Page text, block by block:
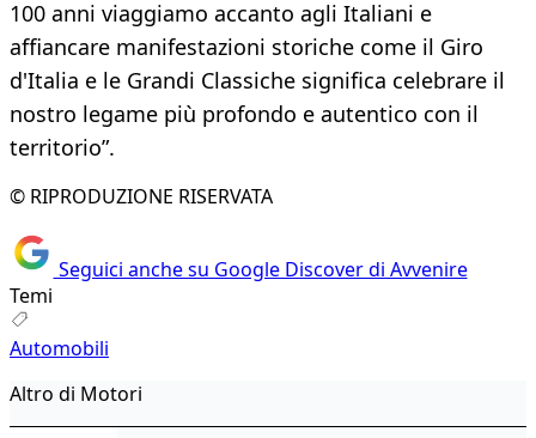
100 anni viaggiamo accanto agli Italiani e
affiancare manifestazioni storiche come il Giro
d'Italia e le Grandi Classiche significa celebrare il
nostro legame più profondo e autentico con il
territorio”.
© RIPRODUZIONE RISERVATA
Seguici anche su Google Discover di Avvenire
Temi
Automobili
Altro di Motori